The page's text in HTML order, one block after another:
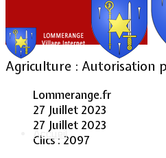
Accueil
Agriculture : Autorisation
Lommerange.fr
27 Juillet 2023
27 Juillet 2023
Clics : 2097